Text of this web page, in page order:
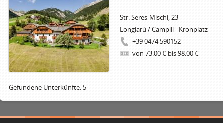
Str. Seres-Mischi, 23
Longiarù / Campill - Kronplatz
+39 0474 590152
von 73.00 € bis 98.00 €
Gefundene Unterkünfte: 5